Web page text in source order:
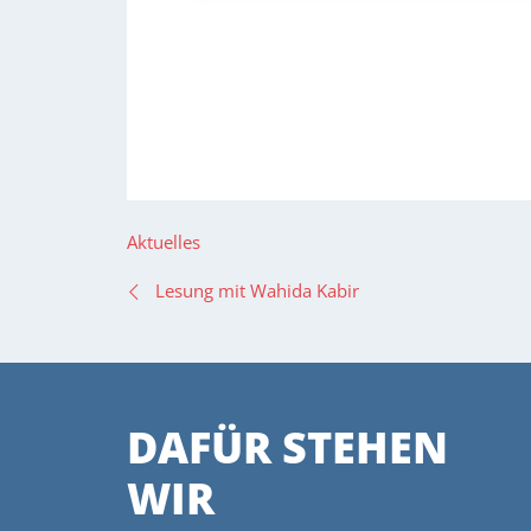
Aktuelles
Lesung mit Wahida Kabir
DAFÜR STEHEN
WIR